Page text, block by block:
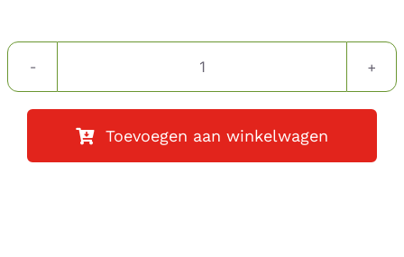
Pistache
aantal
Toevoegen aan winkelwagen